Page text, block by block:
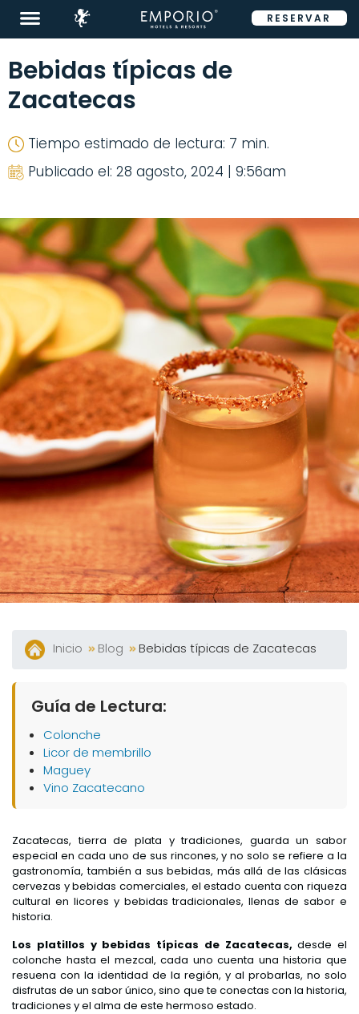
Destinos
Promociones
Restaurantes
Bares
Tour
360°
Blog
Eventos
Contacto
Facturación
Eléctronica
Preguntas
Frecuentes
ENG
RESERVAR
Bebidas típicas de
Zacatecas
Tiempo estimado de lectura: 7 min.
Publicado el: 28 agosto, 2024 | 9:56am
Inicio Blog Bebidas típicas de Zacatecas
Guía de Lectura:
Colonche
Licor de membrillo
Maguey
Vino Zacatecano
Zacatecas, tierra de plata y tradiciones, guarda un sabor
especial en cada uno de sus rincones, y no solo se refiere a la
gastronomía, también a sus bebidas, más allá de las clásicas
cervezas y bebidas comerciales, el estado cuenta con riqueza
cultural en licores y bebidas tradicionales, llenas de sabor e
historia.
Los platillos y bebidas típicas de Zacatecas, desde el
colonche hasta el mezcal, cada uno cuenta una historia que
resuena con la identidad de la región, y al probarlas, no solo
disfrutas de un sabor único, sino que te conectas con la historia,
tradiciones y el alma de este hermoso estado.